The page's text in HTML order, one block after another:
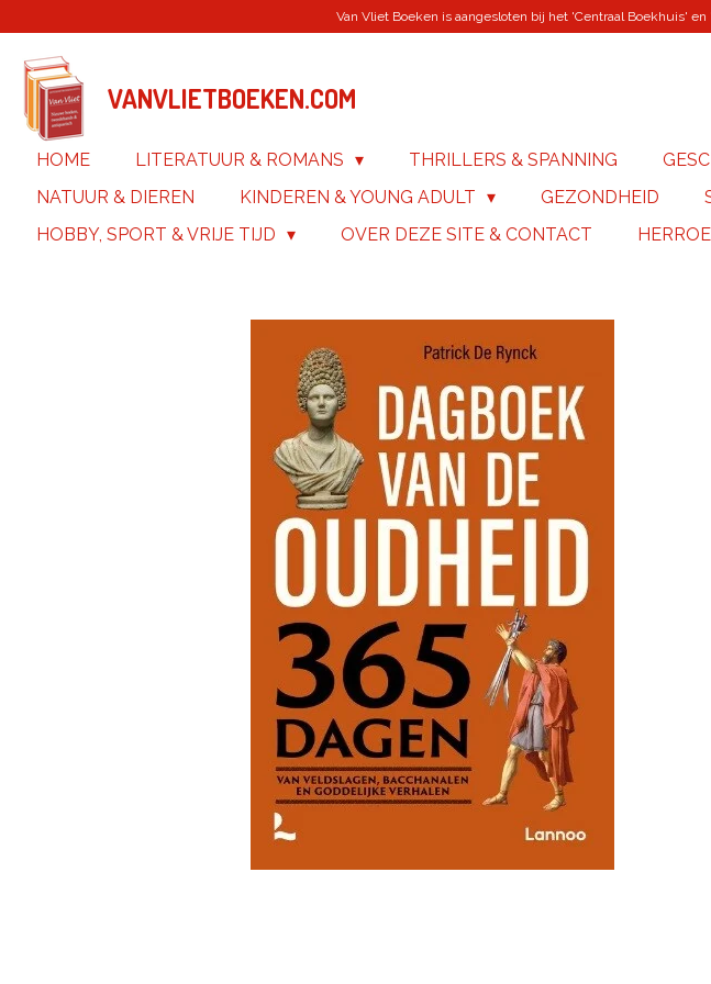
naar
hoofdinhoud
Van Vliet Boeken is aangesloten bij het 'Centraal Boekhuis'
VANVLIETBOEKEN.COM
HOME LITERATUUR & ROMANS THRILLERS & SPANNING
NATUUR & DIEREN
KINDEREN & YOUNG ADULT GEZONDHEID
HOBBY, SPORT & VRIJE TIJD
OVER DEZE SITE & CONTACT